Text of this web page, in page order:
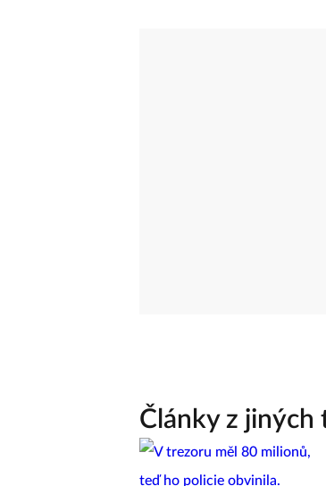
Články z jiných